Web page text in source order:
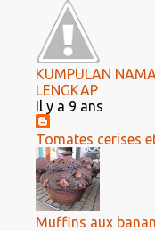
KUMPULAN
LENGKAP
Il y a 9 ans
Tomates cerises
Muffins aux